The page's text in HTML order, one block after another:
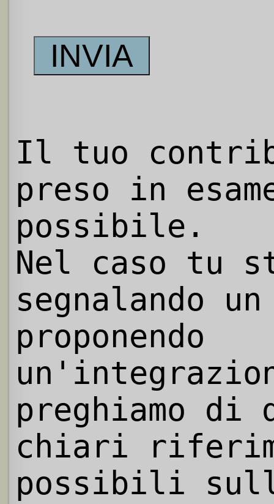
Il tuo
preso in
possibile.
Nel caso tu
segnalando
proponendo
preghiamo
chiari
possibili